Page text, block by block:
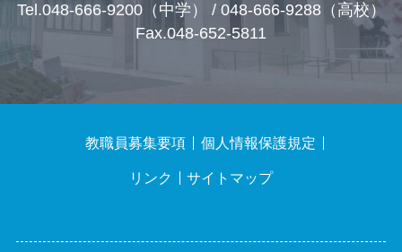
Tel.048-666-9200（中学） / 048-666-9288（高校）
Fax.048-652-5811
教職員募集要項 個人情報保護規定
リンク サイトマップ